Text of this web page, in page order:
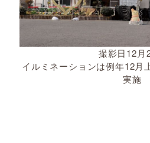
撮影日12月
イルミネーションは例年12月
実施